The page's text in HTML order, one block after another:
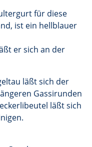
für diese
ist ein hellblauer
er sich an der
läßt sich der
Gassirunden
läßt sich